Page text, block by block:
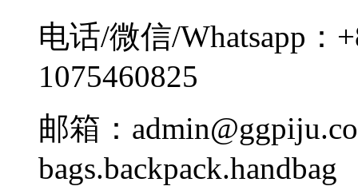
电话/微信/Whatsapp
1075460825
邮箱：
bags.backpack.handbag